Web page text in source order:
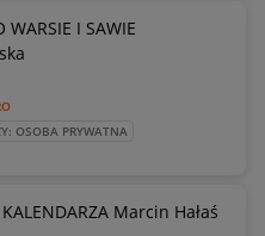
WARSIE I SAWIE
OSOBA PRYWATNA
Marcin Hałaś